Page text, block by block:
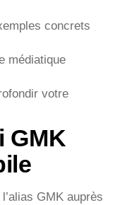
concrets
médiatique
votre
GMK
GMK auprès